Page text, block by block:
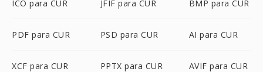
ICO para CUR JFIF para CUR BMP para CUR
PDF para CUR PSD para CUR AI para CUR
XCF para CUR PPTX para CUR AVIF para CUR